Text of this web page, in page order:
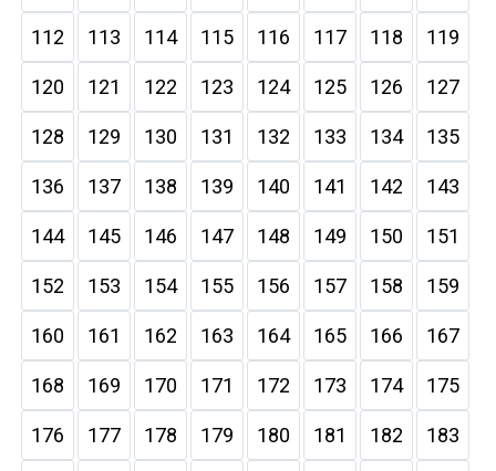
112 113 114 115 116 117 118 119
120 121 122 123 124 125 126 127
128 129 130 131 132 133 134 135
136 137 138 139 140 141 142 143
144 145 146 147 148 149 150 151
152 153 154 155 156 157 158 159
160 161 162 163 164 165 166 167
168 169 170 171 172 173 174 175
176 177 178 179 180 181 182 183